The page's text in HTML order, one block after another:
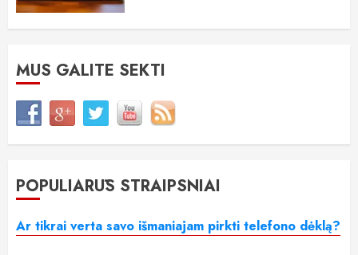
MUS GALITE SEKTI
POPULIARŪS STRAIPSNIAI
Ar tikrai verta savo išmaniajam pirkti telefono dėklą?